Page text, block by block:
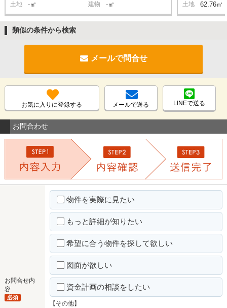
土地 -㎡ 建物 -㎡ 土地 62.76㎡
類似の条件から検索
メールで問合せ
お気に入りに登録する メールで送る LINEで送る
お問合わせ
お問合せ内
容
必須
物件を実際に見たい
もっと詳細が知りたい
希望に合う物件を探して欲しい
図面が欲しい
資金計画の相談をしたい
【その他】